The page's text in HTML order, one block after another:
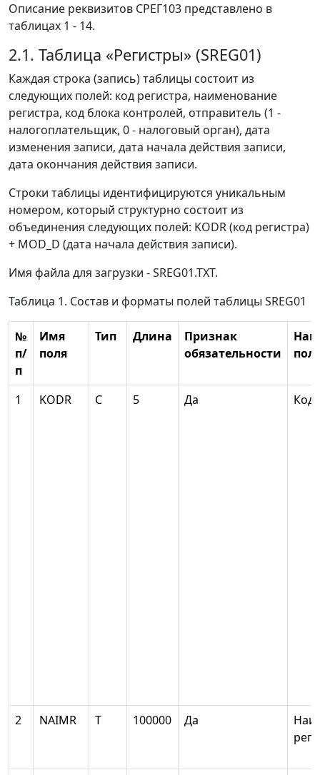
Описание реквизитов СРЕГ103 представлено в
таблицах 1 - 14.
2.1. Таблица «Регистры» (SREG01)
Каждая строка (запись) таблицы состоит из
следующих полей: код регистра, наименование
регистра, код блока контролей, отправитель (1 -
налогоплательщик, 0 - налоговый орган), дата
изменения записи, дата начала действия записи,
дата окончания действия записи.
Строки таблицы идентифицируются уникальным
номером, который структурно состоит из
объединения следующих полей: KODR (код регистра)
+ MOD_D (дата начала действия записи).
Имя файла для загрузки - SREG01.TXT.
Таблица 1. Состав и форматы полей таблицы SREG01
№
п/
п
Имя
поля
Тип Длина
Признак
обязательности
1 KODR С 5 Да Код
2 NAIMR Т 100000 Да